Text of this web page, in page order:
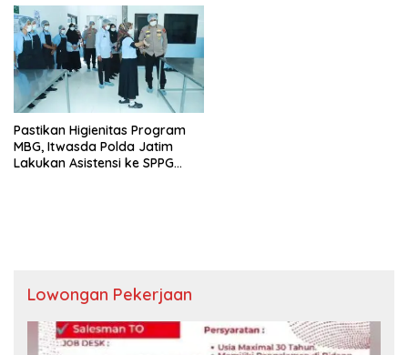
Pastikan Higienitas Program
MBG, Itwasda Polda Jatim
Lakukan Asistensi ke SPPG
Lowongan Pekerjaan